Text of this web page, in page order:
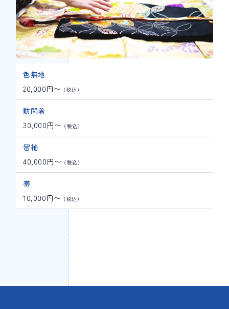
色無地
20,000円〜 （税込）
訪問着
30,000円〜 （税込）
留袖
40,000円〜 （税込）
帯
10,000円〜 （税込）